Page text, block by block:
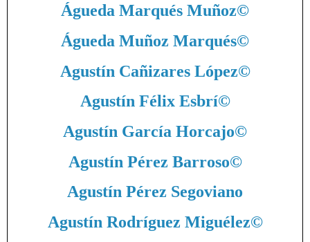
Águeda Marqués Muñoz©
Águeda Muñoz Marqués©
Agustín Cañizares López©
Agustín Félix Esbrí©
Agustín García Horcajo©
Agustín Pérez Barroso©
Agustín Pérez Segoviano
Agustín Rodríguez Miguélez©